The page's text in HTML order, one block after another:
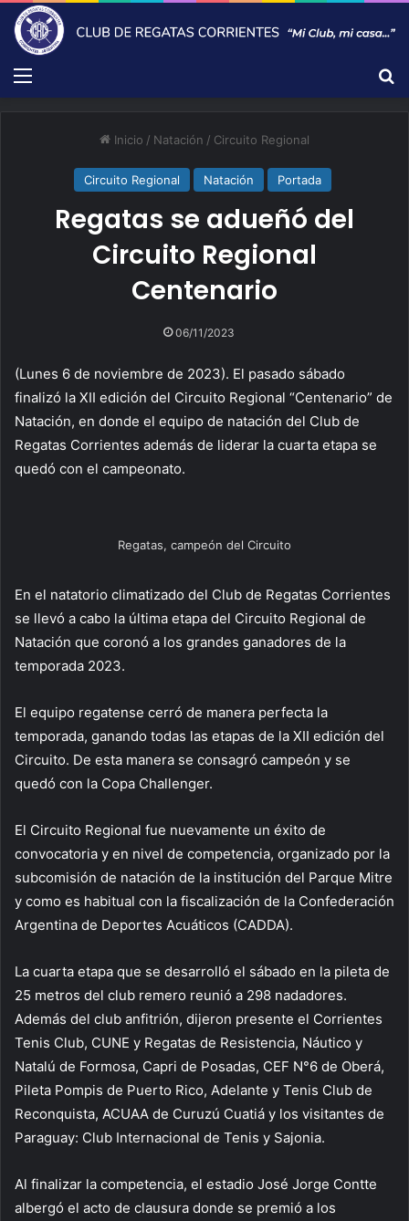
Menú
Inicio / Natación / Circuito Regional
Circuito Regional Natación Portada
Regatas se adueñó del
Circuito Regional
Centenario
06/11/2023
(Lunes 6 de noviembre de 2023). El pasado sábado
finalizó la XII edición del Circuito Regional “Centenario” de
Natación, en donde el equipo de natación del Club de
Regatas Corrientes además de liderar la cuarta etapa se
quedó con el campeonato.
Regatas, campeón del Circuito
En el natatorio climatizado del Club de Regatas Corrientes
se llevó a cabo la última etapa del Circuito Regional de
Natación que coronó a los grandes ganadores de la
temporada 2023.
El equipo regatense cerró de manera perfecta la
temporada, ganando todas las etapas de la XII edición del
Circuito. De esta manera se consagró campeón y se
quedó con la Copa Challenger.
El Circuito Regional fue nuevamente un éxito de
convocatoria y en nivel de competencia, organizado por la
subcomisión de natación de la institución del Parque Mitre
y como es habitual con la fiscalización de la Confederación
Argentina de Deportes Acuáticos (CADDA).
La cuarta etapa que se desarrolló el sábado en la pileta de
25 metros del club remero reunió a 298 nadadores.
Además del club anfitrión, dijeron presente el Corrientes
Tenis Club, CUNE y Regatas de Resistencia, Náutico y
Natalú de Formosa, Capri de Posadas, CEF N°6 de Oberá,
Pileta Pompis de Puerto Rico, Adelante y Tenis Club de
Reconquista, ACUAA de Curuzú Cuatiá y los visitantes de
Paraguay: Club Internacional de Tenis y Sajonia.
Al finalizar la competencia, el estadio José Jorge Contte
albergó el acto de clausura donde se premió a los